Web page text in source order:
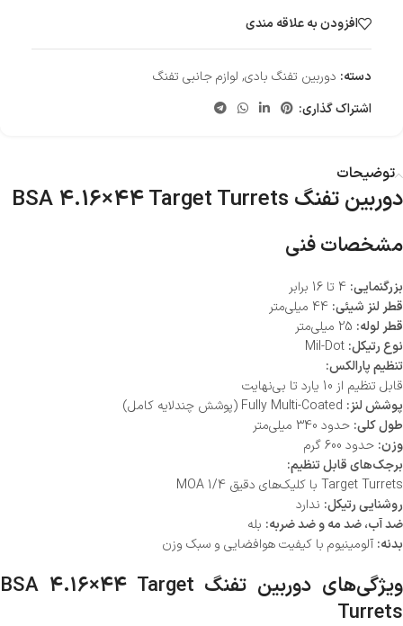
افزودن به علاقه مندی
دسته: دوربین تفنگ بادی, لوازم جانبی تفنگ
اشتراک گذاری:
توضیحات
دوربین تفنگ BSA 4.16×44 Target Turrets
مشخصات فنی
بزرگنمایی:
قطر لنز شیئی:
قطر لوله:
نوع رتیکل:
تنظیم پارالکس:
قابل تنظیم از 10 یارد تا بی‌نهایت
پوشش لنز:
طول کلی: حدود 340 میلی‌متر
وزن: حدود 600 گرم
برجک‌های قابل تنظیم:
Target Turrets با کلیک‌های دقیق 1/4 MOA
روشنایی رتیکل: ندارد
ضد آب، ضد مه و ضد ضربه: بله
بدنه: آلومینیوم با کیفیت هوافضایی و سبک وزن
ویژگی‌های دوربین تفنگ BSA 4.16×44 Target
Turrets